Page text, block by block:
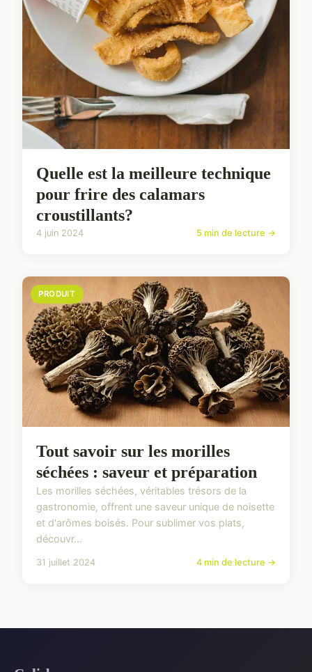
Quelle est la meilleure technique
pour frire des calamars
croustillants?
4 juin 2024 5 min de lecture →
PRODUIT
Tout savoir sur les morilles
séchées : saveur et préparation
Les morilles séchées, véritables trésors de la
gastronomie, offrent une saveur unique de noisette
et d'arômes boisés. Pour sublimer vos plats,
découvr...
31 juillet 2024 4 min de lecture →